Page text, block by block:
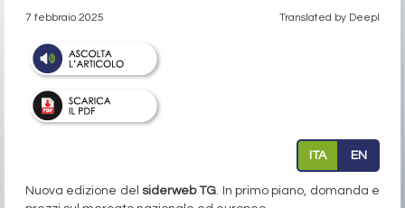
7 febbraio 2025 Translated by Deepl
ITA EN
Nuova edizione del siderweb TG. In primo piano, domanda e